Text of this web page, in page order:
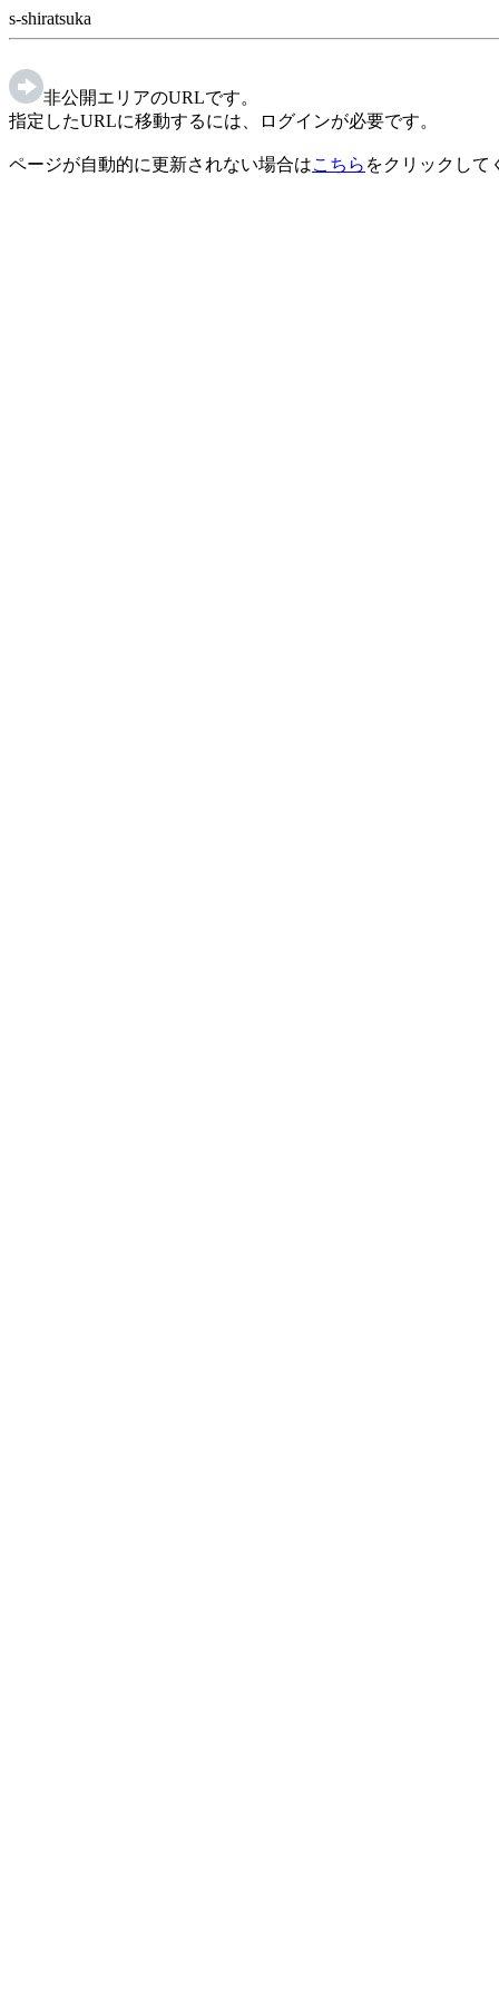
s-shiratsuka
非公開エリアのURLです。
指定したURLに移動するには、ログインが必要です。
ページが自動的に更新されない場合はこちら をクリックして